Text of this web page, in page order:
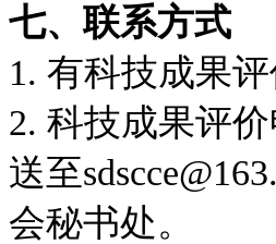
七、联系方式
1. 有科技成果
2. 科技成果评
送至
会秘书处。